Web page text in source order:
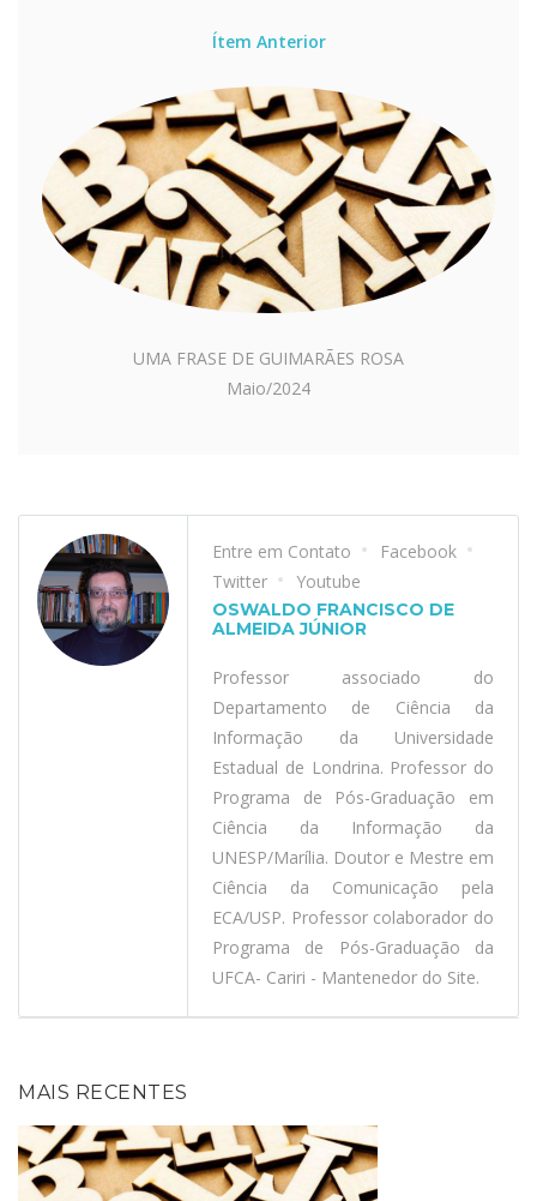
Ítem Anterior
UMA FRASE DE GUIMARÃES ROSA
Maio/2024
Entre em Contato
Facebook
Twitter
Youtube
OSWALDO FRANCISCO DE
ALMEIDA JÚNIOR
Professor associado do
Departamento de Ciência da
Informação da Universidade
Estadual de Londrina. Professor do
Programa de Pós-Graduação em
Ciência da Informação da
UNESP/Marília. Doutor e Mestre em
Ciência da Comunicação pela
ECA/USP. Professor colaborador do
Programa de Pós-Graduação da
UFCA- Cariri - Mantenedor do Site.
MAIS RECENTES